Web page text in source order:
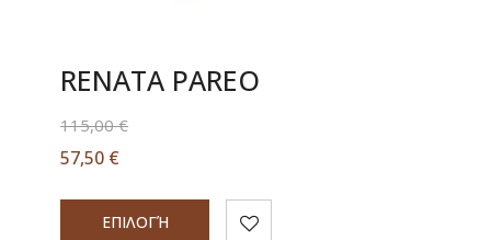
RENATA PAREO
115,00€
57,50 €
ΕΠΙΛΟΓΉ